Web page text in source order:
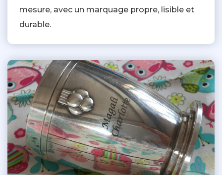
mesure, avec un marquage propre, lisible et
durable.